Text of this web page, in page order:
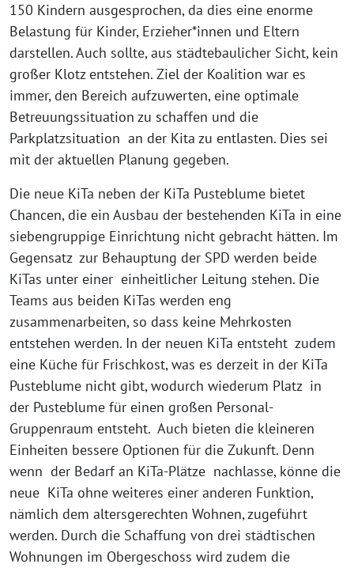
150 Kindern ausgesprochen, da dies eine enorme
Belastung für Kinder, Erzieher*innen und Eltern
darstellen. Auch sollte, aus städtebaulicher Sicht, kein
großer Klotz entstehen. Ziel der Koalition war es
immer, den Bereich aufzuwerten, eine optimale
Betreuungssituation zu schaffen und die
Parkplatzsituation an der Kita zu entlasten. Dies sei
mit der aktuellen Planung gegeben.
Die neue KiTa neben der KiTa Pusteblume bietet
Chancen, die ein Ausbau der bestehenden KiTa in eine
siebengruppige Einrichtung nicht gebracht hätten. Im
Gegensatz zur Behauptung der SPD werden beide
KiTas unter einer einheitlicher Leitung stehen. Die
Teams aus beiden KiTas werden eng
zusammenarbeiten, so dass keine Mehrkosten
entstehen werden. In der neuen KiTa entsteht zudem
eine Küche für Frischkost, was es derzeit in der KiTa
Pusteblume nicht gibt, wodurch wiederum Platz in
der Pusteblume für einen großen Personal-
Gruppenraum entsteht. Auch bieten die kleineren
Einheiten bessere Optionen für die Zukunft. Denn
wenn der Bedarf an KiTa-Plätze nachlasse, könne die
neue KiTa ohne weiteres einer anderen Funktion,
nämlich dem altersgerechten Wohnen, zugeführt
werden. Durch die Schaffung von drei städtischen
Wohnungen im Obergeschoss wird zudem die